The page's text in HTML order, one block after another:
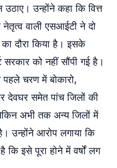
उन्होंने कहा कि वित्त
वाली एसआईटी ने दो
दौरा किया है। इसके
को नहीं सौंपी गई है।
पहले चरण में बोकारो,
देवघर समेत पांच जिलों की
अभी तक अन्य जिलों में
उन्होंने आरोप लगाया कि
कि इसे पूरा होने में वर्षों लग